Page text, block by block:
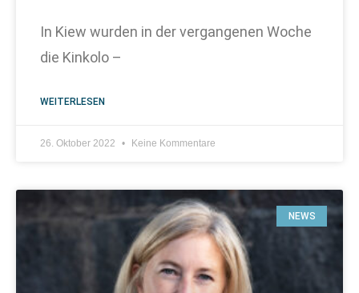
In Kiew wurden in der vergangenen Woche
die Kinkolo –
WEITERLESEN
26. Oktober 2022 Keine Kommentare
NEWS